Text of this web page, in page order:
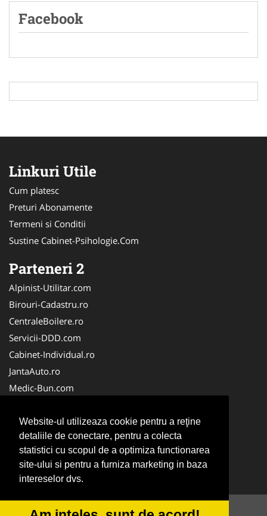
Website-ul utilizeaza cookie pentru a reţine
detaliile de conectare, pentru a colecta
statistici cu scopul de a optimiza functionarea
site-ului si pentru a furniza marketing in baza
intereselor dvs.
Facebook
Linkuri Utile
Cum platesc
Preturi Abonamente
Termeni si Conditii
Sustine Cabinet-Psihologie.Com
Parteneri 2
Alpinist-Utilitar.com
Birouri-Cadastru.ro
CentraleBoilere.ro
Servicii-DDD.com
Cabinet-Individual.ro
JantaAuto.ro
Medic-Bun.com
Apicultorul.com
CentruInchirieri.ro
Oftalmologul.ro
Stomatologul.com